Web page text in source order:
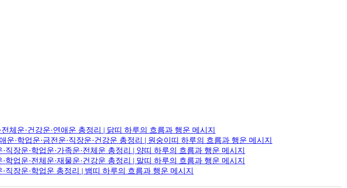
체운·건강운·연애운 총정리 | 닭띠 하루의 흐름과 행운 메시지
운·학업운·금전운·직장운·건강운 총정리 | 원숭이띠 하루의 흐름과 행운 메시지
직장운·학업운·가족운·전체운 총정리 | 양띠 하루의 흐름과 행운 메시지
학업운·전체운·재물운·건강운 총정리 | 말띠 하루의 흐름과 행운 메시지
직장운·학업운 총정리 | 뱀띠 하루의 흐름과 행운 메시지